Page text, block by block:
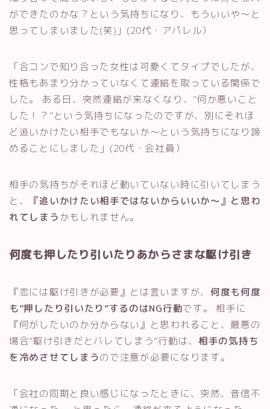
ができたのかな？という気持ちになり、もういいや～と
思ってしまいました(笑)」(20代・アパレル）
「合コンで知り合った女性は可愛くてタイプでしたが、
性格もあまり分かっていなくて連絡を取っている関係で
した。 ある日、突然連絡が来なくなり、”何か悪いこと
した！？”という気持ちになったのですが、別にそれほ
ど追いかけたい相手でもないか～という気持ちになり諦
めることにしました」(20代・会社員）
相手の気持ちがそれほど動いていない時に引いてしまう
と、
『追いかけたい相手ではないからいいか～』と思わ
れてしまう かもしれません。
何度も押したり引いたりあからさまな駆け引き
『恋には駆け引きが必要』とは言いますが、 何度も何度
も”押したり引いたり”するのはNG行動です。 相手に
『何がしたいのか分からない』と思われること、最悪の
場合”駆け引きだとバレてしまう”行動は、 相手の気持ち
を冷めさせてしまうので注意が必要になります。
「会社の同期と良い感じになったときに、突然、音信不